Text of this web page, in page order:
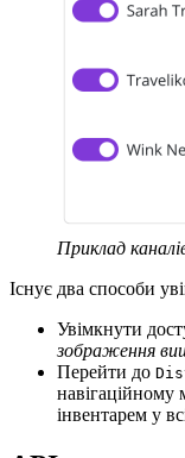
Приклад
Існує два способи
Увімкнути
зображення
Перейти до
інвентарем у